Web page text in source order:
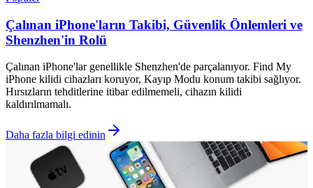
Çalınan iPhone'ların Takibi, Güvenlik Önlemleri ve
Shenzhen'in Rolü
Çalınan iPhone'lar genellikle Shenzhen'de parçalanıyor. Find My
iPhone kilidi cihazları koruyor, Kayıp Modu konum takibi sağlıyor.
Hırsızların tehditlerine itibar edilmemeli, cihazın kilidi
kaldırılmamalı.
Daha fazla bilgi edinin